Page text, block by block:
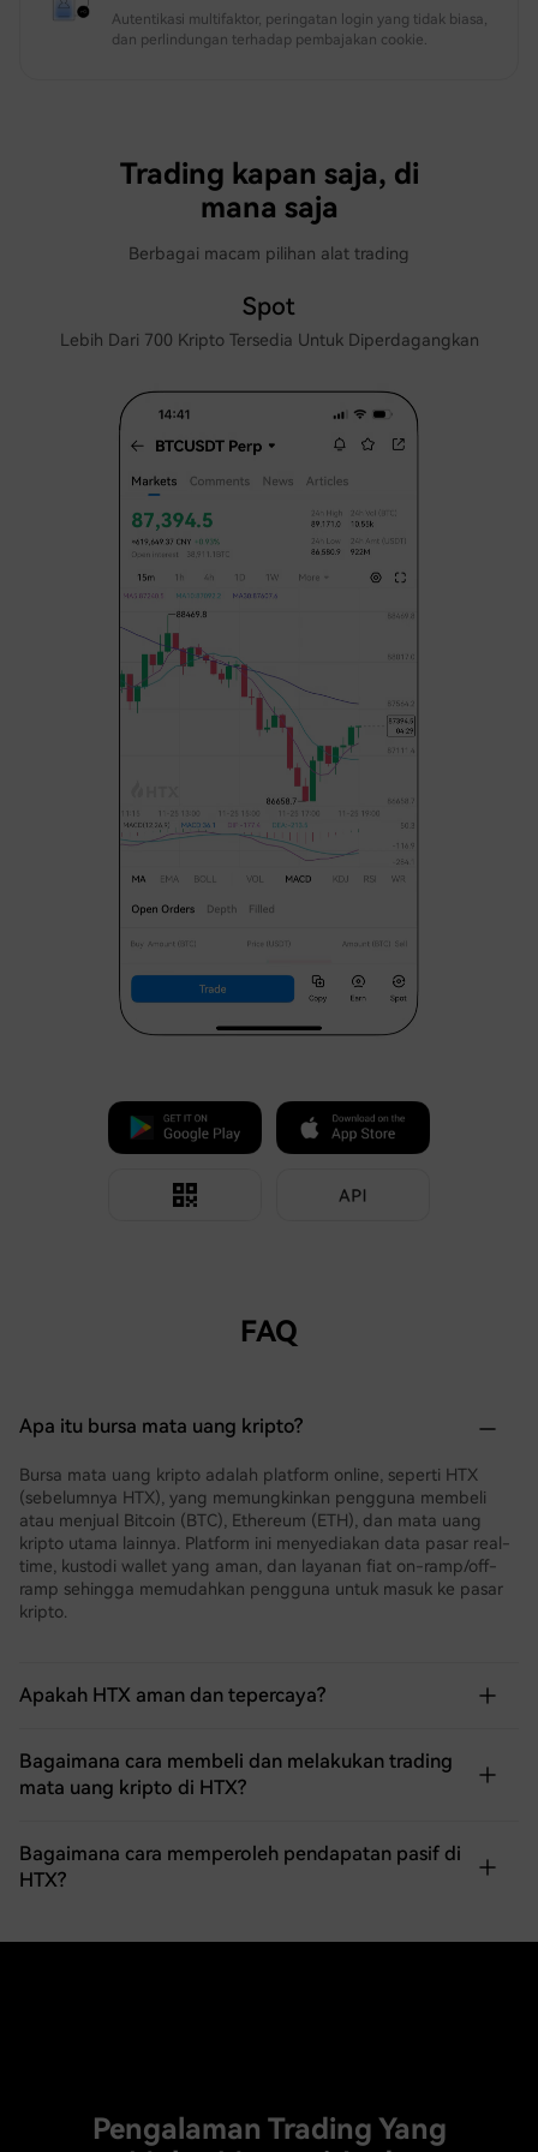
Autentikasi multifaktor, peringatan login yang tidak biasa,
dan perlindungan terhadap pembajakan cookie.
Trading kapan saja, di
mana saja
Berbagai macam pilihan alat trading
Spot
Lebih Dari 700 Kripto Tersedia Untuk Diperdagangkan
FAQ
Apa itu bursa mata uang kripto?
Bursa mata uang kripto adalah platform online, seperti HTX
(sebelumnya HTX), yang memungkinkan pengguna membeli
atau menjual Bitcoin (BTC), Ethereum (ETH), dan mata uang
kripto utama lainnya. Platform ini menyediakan data pasar real-
time, kustodi wallet yang aman, dan layanan fiat on-ramp/off-
ramp sehingga memudahkan pengguna untuk masuk ke pasar
kripto.
Apakah HTX aman dan tepercaya?
Bagaimana cara membeli dan melakukan trading
mata uang kripto di HTX?
Bagaimana cara memperoleh pendapatan pasif di
HTX?
Pengalaman Trading Yang